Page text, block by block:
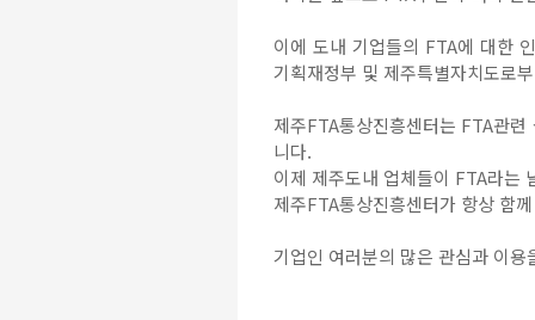
이에 도내 기업들의 FTA에 대한
기획재정부 및 제주특별자치도로
제주FTA통상진흥센터는 FTA관
니다.
이제 제주도내 업체들이 FTA라는
제주FTA통상진흥센터가 항상 함
기업인 여러분의 많은 관심과 이용